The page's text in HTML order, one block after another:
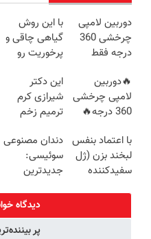
دوربین لامپی
چرخشی 360
درجه فقط
🔥 پرداخت
درب منزل
با این روش
گیاهی چاقی و
پرخوریت رو
🔥دوربین
لامپی چرخشی
360 درجه🔥
منزل + گارانتی
تعویض
این دکتر
شیرازی کرم
ترمیم زخم
ساخت!!! با اعتماد بنفس
لبخند بزن (ژل
سفیدکننده
دندان مصنوعی
سوئیسی:
جدیدترین
سبک و مقاوم |
پرداخت قسطی
دیدگاه
پر